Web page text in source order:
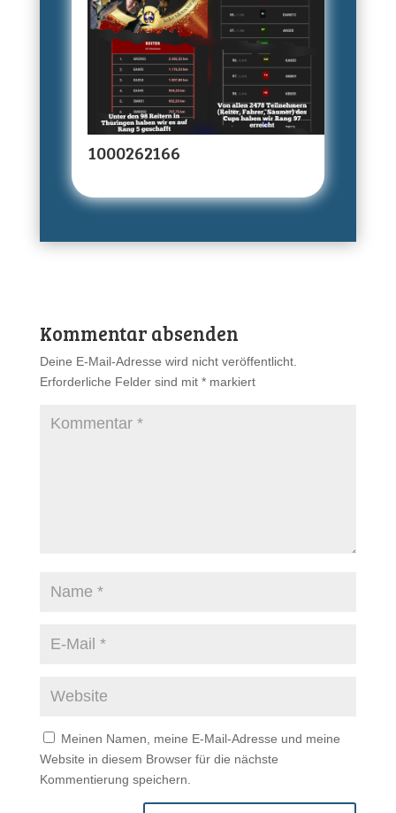
1000262166
Kommentar absenden
Deine E-Mail-Adresse wird nicht veröffentlicht.
Erforderliche Felder sind mit *markiert
Meinen Namen, meine E-Mail-Adresse und meine
Website in diesem Browser für die nächste
Kommentierung speichern.